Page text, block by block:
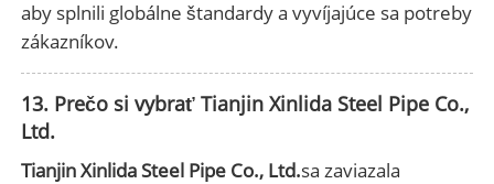
aby splnili globálne štandardy a vyvíjajúce sa potreby
zákazníkov.
13. Prečo si vybrať Tianjin Xinlida Steel Pipe Co.,
Ltd.
Tianjin Xinlida Steel Pipe Co., Ltd.sa zaviazala